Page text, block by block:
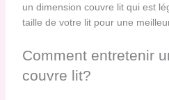
un dimension couvre lit qui est
taille de votre lit pour une
Comment entretenir
couvre lit?